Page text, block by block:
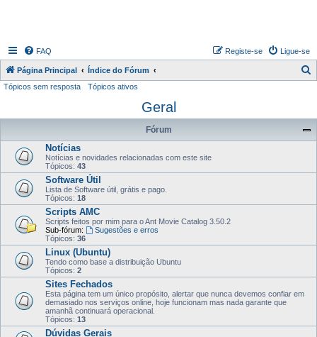
FAQ Ligue-se
Registe-se
Página Principal Índice do Fórum
q
s
r
Tópicos sem resposta Tópicos ativos
Geral
Fórum
Notícias
Notícias e novidades relacionadas com este site
Tópicos: 43
Software Útil
Lista de Software útil, grátis e pago.
Tópicos: 18
Scripts AMC
Scripts feitos por mim para o Ant Movie Catalog 3.50.2
Sub-fórum:
Sugestões e erros
Tópicos: 36
Linux (Ubuntu)
Tendo como base a distribuição Ubuntu
Tópicos: 2
Sites Fechados
Esta página tem um único propósito, alertar que nunca devemos confiar em
demasiado nos serviços online, hoje funcionam mas nada garante que
amanhã continuará operacional.
Tópicos: 13
Dúvidas Gerais